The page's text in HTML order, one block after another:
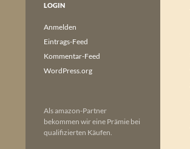
LOGIN
Anmelden
Eintrags-Feed
Kommentar-Feed
WordPress.org
Als amazon-Partner
bekommen wir eine Prämie bei
qualifizierten Käufen.